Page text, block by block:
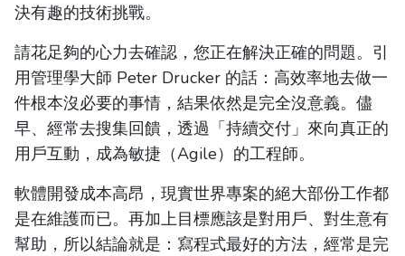
決有趣的技術挑戰。
請花足夠的心力去確認，您正在解決正確的問題。引
用管理學大師 Peter Drucker 的話：高效率地去做一
件根本沒必要的事情，結果依然是完全沒意義。儘
早、經常去搜集回饋，透過「持續交付」來向真正的
用戶互動，成為敏捷（Agile）的工程師。
軟體開發成本高昂，現實世界專案的絕大部份工作都
是在維護而已。再加上目標應該是對用戶、對生意有
幫助，所以結論就是：寫程式最好的方法，經常是完